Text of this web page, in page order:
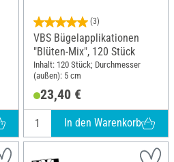
(3)
VBS Bügelapplikationen
"Blüten-Mix", 120 Stück
Inhalt: 120 Stück; Durchmesser
(außen): 5 cm
23,40 €
In den Warenkorb